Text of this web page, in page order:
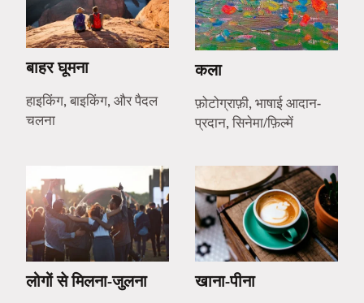
बाहर घूमना
हाइकिंग, बाइकिंग, और पैदल
चलना
कला
फ़ोटोग्राफ़ी, भाषाई आदान-
प्रदान, सिनेमा/फ़िल्में
लोगों से मिलना-जुलना खाना-पीना